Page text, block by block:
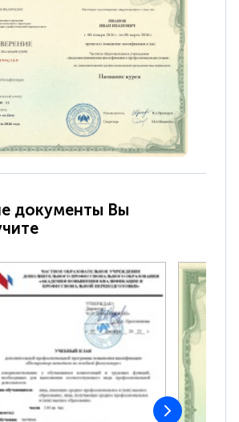
документы Вы